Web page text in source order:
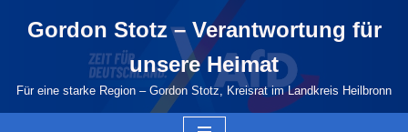
springen
Gordon Stotz – Verantwortung für
unsere Heimat
Für eine starke Region – Gordon Stotz, Kreisrat im Landkreis Heilbronn